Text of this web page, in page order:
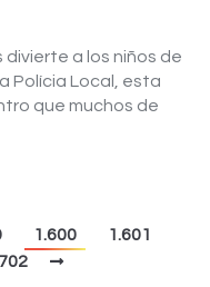
a los niños de
Polícia Local, esta
que muchos de
1.600
1.601